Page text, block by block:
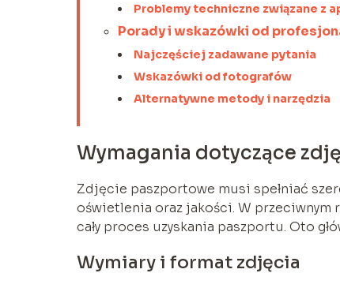
Problemy techniczne związane z
Porady i wskazówki od
Najczęściej zadawane pytania
Wskazówki od fotografów
Alternatywne metody i narzędzia
Wymagania dotyczące
Zdjęcie paszportowe musi spełniać
oświetlenia oraz jakości. W przeciwnym
cały proces uzyskania paszportu. Oto
Wymiary i format zdjęcia